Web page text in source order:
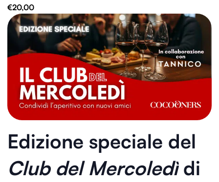
€20,00
Edizione speciale del
Club del Mercoledìdi